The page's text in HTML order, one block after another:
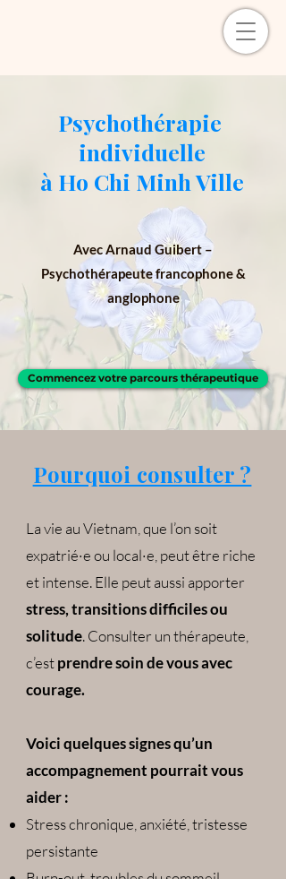
Psychothérapie
individuelle
à Ho Chi Minh Ville
Avec Arnaud Guibert –
Psychothérapeute francophone &
anglophone
Commencez votre parcours thérapeutique
Pourquoi consulter ?
La vie au Vietnam, que l’on soit
expatrié·e ou local·e, peut être riche
et intense. Elle peut aussi apporter
stress, transitions difficiles ou
solitude. Consulter un thérapeute,
c’estprendre soin de vous avec
courage.
Voici quelques signes qu’un
accompagnement pourrait vous
aider :
Stress chronique , anxiété, tristesse
persistante